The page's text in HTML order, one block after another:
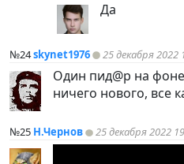
Да
№24skynet1976 25 декабря 2022
Один пид@р на фоне
ничего нового, все
№25 Н.Чернов 25 декабря 2022